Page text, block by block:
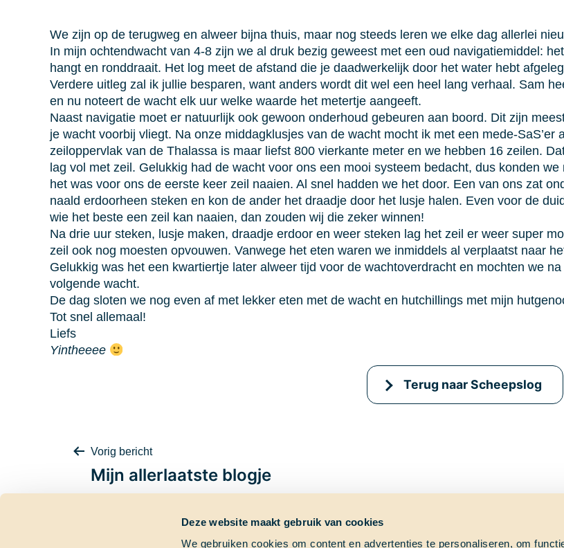
Deze website maakt gebruik van cookies
We gebruiken cookies om content en advertenties te personaliseren, om
We zijn op de terugweg en alweer bijna thuis, maar nog steeds leren we elke dag allerlei
In mijn ochtendwacht van 4-8 zijn we al druk bezig geweest met een oud navigatiemiddel:
hangt en ronddraait. Het log meet de afstand die je daadwerkelijk door het water hebt
Verdere uitleg zal ik jullie besparen, want anders wordt dit wel een heel lang verhaal. Sam
en nu noteert de wacht elk uur welke waarde het metertje aangeeft.
Naast navigatie moet er natuurlijk ook gewoon onderhoud gebeuren aan boord. Dit zijn
je wacht voorbij vliegt. Na onze middagklusjes van de wacht mocht ik met een mede-
zeiloppervlak van de Thalassa is maar liefst 800 vierkante meter en we hebben 16 zeilen.
lag vol met zeil. Gelukkig had de wacht voor ons een mooi systeem bedacht, dus konden
het was voor ons de eerste keer zeil naaien. Al snel hadden we het door. Een van ons zat
naald erdoorheen steken en kon de ander het draadje door het lusje halen. Even voor de
wie het beste een zeil kan naaien, dan zouden wij die zeker winnen!
Na drie uur steken, lusje maken, draadje erdoor en weer steken lag het zeil er weer super
zeil ook nog moesten opvouwen. Vanwege het eten waren we inmiddels al verplaatst naar
Gelukkig was het een kwartiertje later alweer tijd voor de wachtoverdracht en mochten we
volgende wacht.
De dag sloten we nog even af met lekker eten met de wacht en hutchillings met mijn
Tot snel allemaal!
Liefs
Yintheeee
Terug naar Scheepslog
Bericht
Vorig bericht
Mijn allerlaatste blogje